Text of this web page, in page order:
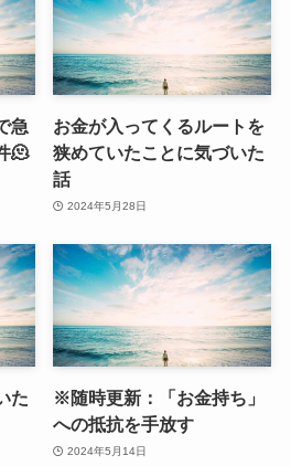
急
🫠
お金が入ってくるルートを
狭めていたことに気づいた
話
2024年5月28日
た
※随時更新：「お金持ち」
への抵抗を手放す
2024年5月14日